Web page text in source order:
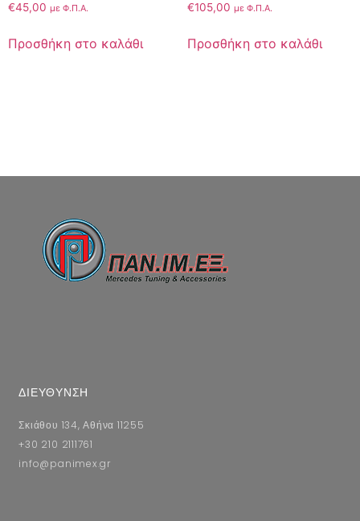
€45,00 με Φ.Π.Α.
Προσθήκη στο καλάθι
€105,00 με Φ.Π.Α.
Προσθήκη στο καλάθι
ΔΙΕΥΘΥΝΣΗ
Σκιάθου 134, Αθήνα 11255
+30 210 2111761
info@panimex.gr